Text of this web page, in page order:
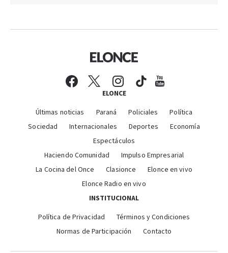
ELONCE
Últimas noticias Paraná Policiales
Política
Sociedad
Internacionales Deportes
Economía
Espectáculos
Haciendo Comunidad
Impulso Empresarial
La Cocina del Once
Clasionce
Elonce en vivo
Elonce Radio en vivo
INSTITUCIONAL
Política de Privacidad
Términos y Condiciones
Normas de Participación
Contacto